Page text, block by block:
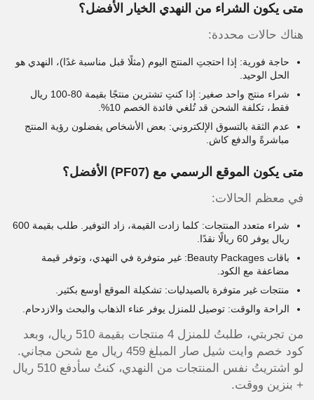
متى يكون الشراء من النهدي الخيار الأفضل؟
هناك حالات محددة:
حاجة فورية: إذا احتجتِ المنتج اليوم (مثلًا قبل مناسبة غدًا)، النهدي هو
الحل الوحيد.
شراء منتج واحد صغير: إذا كنتِ تشترين منتجًا بقيمة 80-100 ريال
فقط، تكلفة الشحن قد تُلغي فائدة الخصم 10%.
عدم الثقة بالتسوق الإلكتروني: بعض الأشخاص يفضلون رؤية المنتج
مباشرةً والدفع كاش.
متى يكون الموقع الرسمي مع (PF07) الأفضل؟
في معظم الحالات:
شراء متعدد المنتجات: كلما زادت القيمة، زاد التوفير. طلب بقيمة 600
ريال يوفر 60 ريالًا نقدًا.
باقات Beauty Packages: غير متوفرة في النهدي، وتوفر قيمة
مضاعفة مع الكود.
منتجات غير متوفرة بالصيدليات: تشكيلة الموقع أوسع بكثير.
الراحة والوقت: توصيل للمنزل يوفر عناء الذهاب والبحث والازدحام.
من تجربتي، طلبتُ للمنزل 4 منتجات بقيمة 510 ريال، وبعد
كود خصم وايت شيل صار المبلغ 459 ريال مع شحن مجاني.
لو اشتريتُ نفس المنتجات من النهدي، كنتُ سأدفع 510 ريال
+ بنزين ووقت.